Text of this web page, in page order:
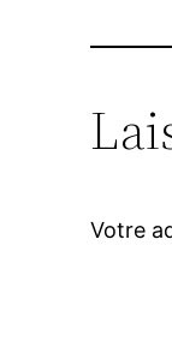
Votre